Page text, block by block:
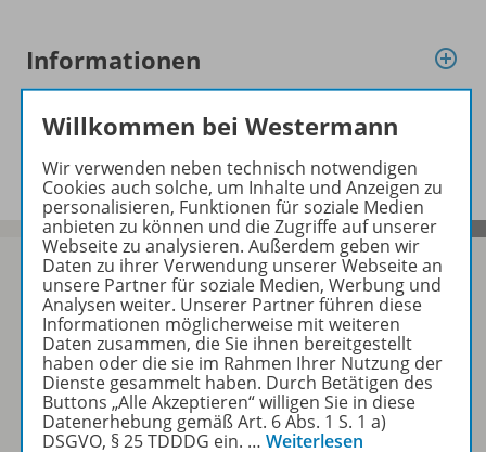
Informationen
Audio zu folgenden Werken
Sofort profitieren
Zum Newsletter anmelden
Willkommen bei Westermann
Wir verwenden neben technisch notwendigen
Cookies auch solche, um Inhalte und Anzeigen zu
personalisieren, Funktionen für soziale Medien
anbieten zu können und die Zugriffe auf unserer
Webseite zu analysieren. Außerdem geben wir
Daten zu ihrer Verwendung unserer Webseite an
unsere Partner für soziale Medien, Werbung und
Analysen weiter. Unserer Partner führen diese
Informationen möglicherweise mit weiteren
Daten zusammen, die Sie ihnen bereitgestellt
haben oder die sie im Rahmen Ihrer Nutzung der
Dienste gesammelt haben. Durch Betätigen des
Buttons „Alle Akzeptieren“ willigen Sie in diese
Datenerhebung gemäß Art. 6 Abs. 1 S. 1 a)
DSGVO, § 25 TDDDG ein. … Weiterlesen